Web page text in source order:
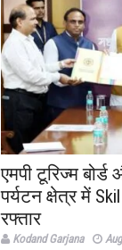
एमपी टूरिज्म
पर्यटन क्षेत्र में
रफ्तार
Kodand Garjana